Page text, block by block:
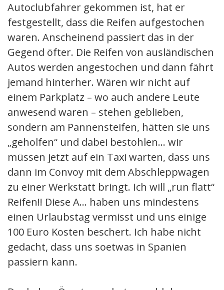
Autoclubfahrer gekommen ist, hat er
festgestellt, dass die Reifen aufgestochen
waren. Anscheinend passiert das in der
Gegend öfter. Die Reifen von ausländischen
Autos werden angestochen und dann fährt
jemand hinterher. Wären wir nicht auf
einem Parkplatz – wo auch andere Leute
anwesend waren – stehen geblieben,
sondern am Pannensteifen, hätten sie uns
„geholfen“ und dabei bestohlen… wir
müssen jetzt auf ein Taxi warten, dass uns
dann im Convoy mit dem Abschleppwagen
zu einer Werkstatt bringt. Ich will „run flatt“
Reifen!! Diese A… haben uns mindestens
einen Urlaubstag vermisst und uns einige
100 Euro Kosten beschert. Ich habe nicht
gedacht, dass uns soetwas in Spanien
passiern kann.